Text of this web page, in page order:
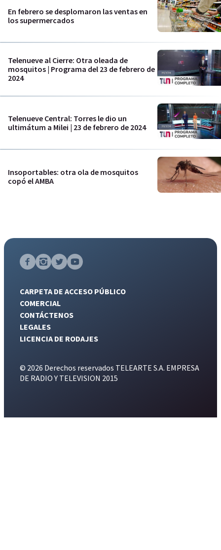
En febrero se desplomaron las ventas en
los supermercados
Telenueve al Cierre: Otra oleada de
mosquitos | Programa del 23 de febrero de
2024
Telenueve Central: Torres le dio un
ultimátum a Milei | 23 de febrero de 2024
Insoportables: otra ola de mosquitos
copó el AMBA
CARPETA DE ACCESO PÚBLICO
COMERCIAL
CONTÁCTENOS
LEGALES
LICENCIA DE RODAJES
© 2026 Derechos reservados TELEARTE S.A. EMPRESA
DE RADIO Y TELEVISION 2015